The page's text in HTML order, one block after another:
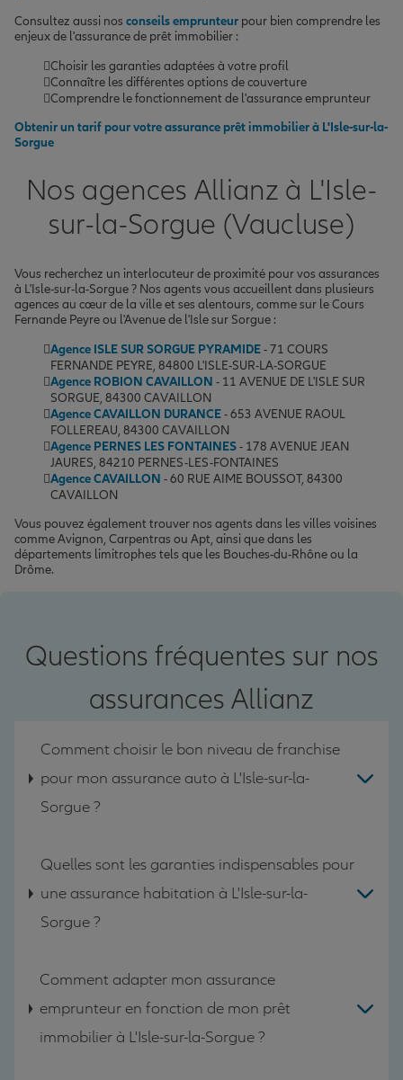
Consultez aussi nos conseils emprunteur pour bien comprendre les
enjeux de l'assurance de prêt immobilier :
Choisir les garanties adaptées à votre profil
Connaître les différentes options de couverture
Comprendre le fonctionnement de l'assurance emprunteur
Obtenir un tarif pour votre assurance prêt immobilier à L'Isle-sur-la-
Sorgue
Nos agences Allianz à L'Isle-
sur-la-Sorgue (Vaucluse)
Vous recherchez un interlocuteur de proximité pour vos assurances
à L'Isle-sur-la-Sorgue ? Nos agents vous accueillent dans plusieurs
agences au cœur de la ville et ses alentours, comme sur le Cours
Fernande Peyre ou l'Avenue de l'Isle sur Sorgue :
Agence ISLE SUR SORGUE PYRAMIDE- 71 COURS
FERNANDE PEYRE, 84800 L'ISLE-SUR-LA-SORGUE
Agence ROBION CAVAILLON - 11 AVENUE DE L'ISLE SUR
SORGUE, 84300 CAVAILLON
Agence CAVAILLON DURANCE- 653 AVENUE RAOUL
FOLLEREAU, 84300 CAVAILLON
Agence PERNES LES FONTAINES- 178 AVENUE JEAN
JAURES, 84210 PERNES-LES-FONTAINES
Agence CAVAILLON - 60 RUE AIME BOUSSOT, 84300
CAVAILLON
Vous pouvez également trouver nos agents dans les villes voisines
comme Avignon, Carpentras ou Apt, ainsi que dans les
départements limitrophes tels que les Bouches-du-Rhône ou la
Drôme.
Questions fréquentes sur nos
assurances Allianz
Comment choisir le bon niveau de franchise
pour mon assurance auto à L'Isle-sur-la-
Sorgue ?
Quelles sont les garanties indispensables pour
une assurance habitation à L'Isle-sur-la-
Sorgue ?
Comment adapter mon assurance
emprunteur en fonction de mon prêt
immobilier à L'Isle-sur-la-Sorgue ?